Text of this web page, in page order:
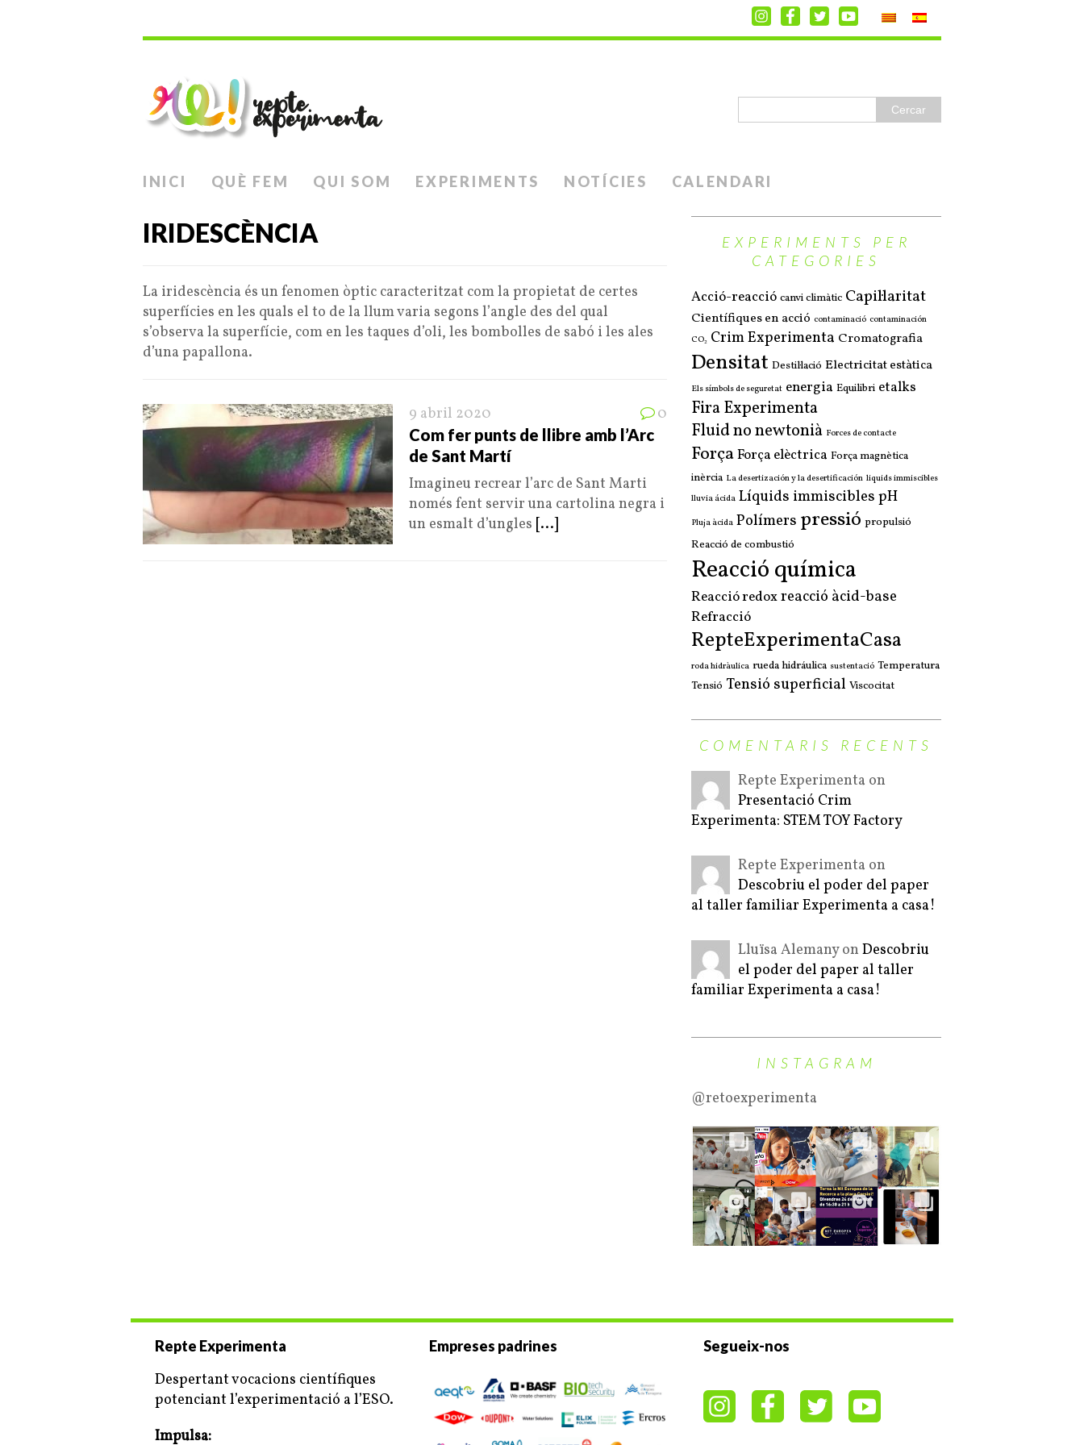
INICI QUÈ FEM QUI SOM EXPERIMENTS NOTÍCIES CALENDARI
IRIDESCÈNCIA
La iridescència és un fenomen òptic caracteritzat com la propietat de certes
superfícies en les quals el to de la llum varia segons l’angle des del qual
s’observa la superfície, com en les taques d’oli, les bombolles de sabó i les ales
d’una papallona.
9 abril 2020 0
Com fer punts de llibre amb l’Arc
de Sant Martí
Imagineu recrear l’arc de Sant Marti
només fent servir una cartolina negra i
un esmalt d’ungles [...]
EXPERIMENTS PER
CATEGORIES
Acció-reacció canvi climàtic Capil·laritat
Científiques en acció contaminació contaminación
CO₂ Crim Experimenta Cromatografia
Densitat Destil·lació Electricitat estàtica
Els símbols de seguretat energia Equilibri etalks
Fira Experimenta
Fluid no newtonià Forces de contacte
ForçaForça elèctrica Força magnètica
inèrcia La desertización y la desertificación liquids immiscibles
lluvia ácida Líquids immisciblespH
Pluja àcida Polímers pressió propulsió
Reacció de combustió
Reacció química
Reacció redoxreacció àcid-base
Refracció
RepteExperimentaCasa
roda hidràulica rueda hidráulica sustentació Temperatura
Tensió Tensió superficial Viscocitat
COMENTARIS RECENTS
Repte Experimenta on
Presentació Crim
Experimenta: STEM TOY Factory
Repte Experimenta on
Descobriu el poder del paper
al taller familiar Experimenta a casa!
Lluïsa Alemany on Descobriu
el poder del paper al taller
familiar Experimenta a casa!
INSTAGRAM
@retoexperimenta
Repte Experimenta
Despertant vocacions científiques
potenciant l’experimentació a l’ESO.
Impulsa:
Empreses padrines Segueix-nos